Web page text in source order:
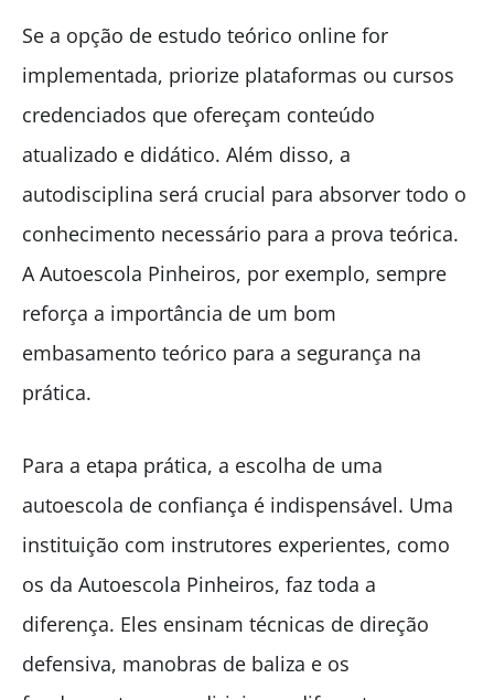
Se a opção de estudo teórico online for
implementada, priorize plataformas ou cursos
credenciados que ofereçam conteúdo
atualizado e didático. Além disso, a
autodisciplina será crucial para absorver todo o
conhecimento necessário para a prova teórica.
A Autoescola Pinheiros, por exemplo, sempre
reforça a importância de um bom
embasamento teórico para a segurança na
prática.
Para a etapa prática, a escolha de uma
autoescola de confiança é indispensável. Uma
instituição com instrutores experientes, como
os da Autoescola Pinheiros, faz toda a
diferença. Eles ensinam técnicas de direção
defensiva, manobras de baliza e os